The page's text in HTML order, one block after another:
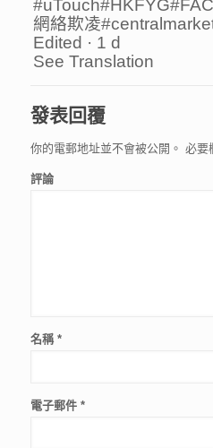
網絡欺凌
Edited · 1 d
See Translation
發表回覆
你的電郵地址並不會被公開。 必要
評論
名稱 *
電子郵件 *